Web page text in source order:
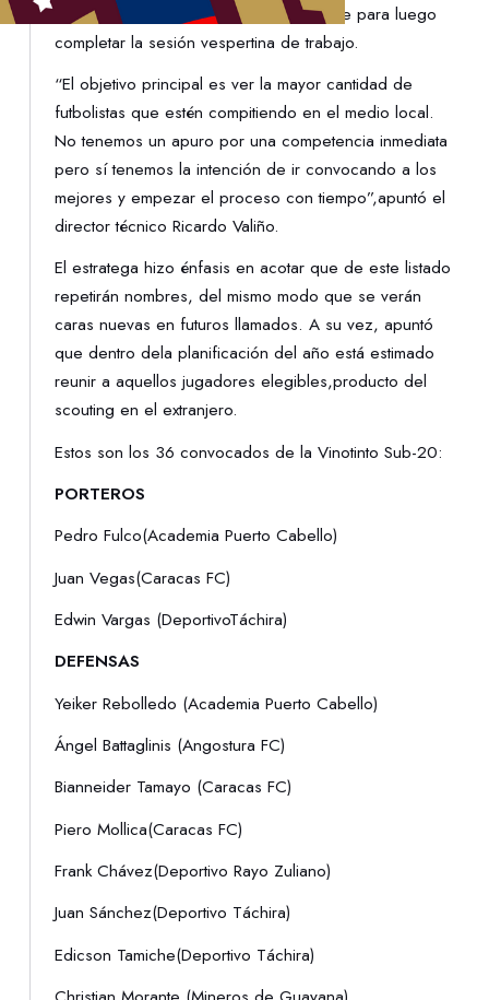
llegaron a las primeras horas de la tarde para luego
completar la sesión vespertina de trabajo.
“El objetivo principal es ver la mayor cantidad de
futbolistas que estén compitiendo en el medio local.
No tenemos un apuro por una competencia inmediata
pero sí tenemos la intención de ir convocando a los
mejores y empezar el proceso con tiempo”,apuntó el
director técnico Ricardo Valiño.
El estratega hizo énfasis en acotar que de este listado
repetirán nombres, del mismo modo que se verán
caras nuevas en futuros llamados. A su vez, apuntó
que dentro dela planificación del año está estimado
reunir a aquellos jugadores elegibles,producto del
scouting en el extranjero.
Estos son los 36 convocados de la Vinotinto Sub-20:
PORTEROS
Pedro Fulco(Academia Puerto Cabello)
Juan Vegas(Caracas FC)
Edwin Vargas (DeportivoTáchira)
DEFENSAS
Yeiker Rebolledo (Academia Puerto Cabello)
Ángel Battaglinis (Angostura FC)
Bianneider Tamayo (Caracas FC)
Piero Mollica(Caracas FC)
Frank Chávez(Deportivo Rayo Zuliano)
Juan Sánchez(Deportivo Táchira)
Edicson Tamiche(Deportivo Táchira)